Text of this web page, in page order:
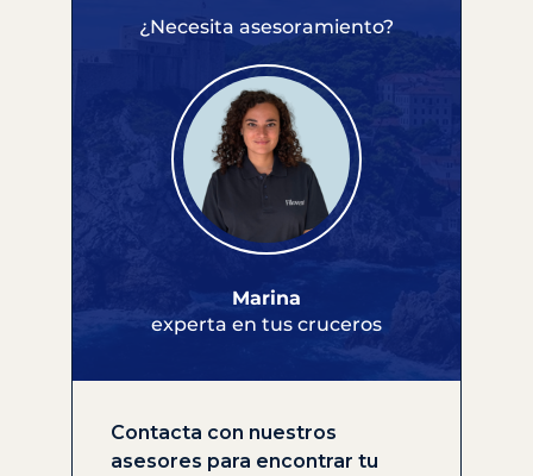
¿Necesita asesoramiento?
Marina
experta en tus cruceros
Contacta con nuestros
asesores para encontrar tu